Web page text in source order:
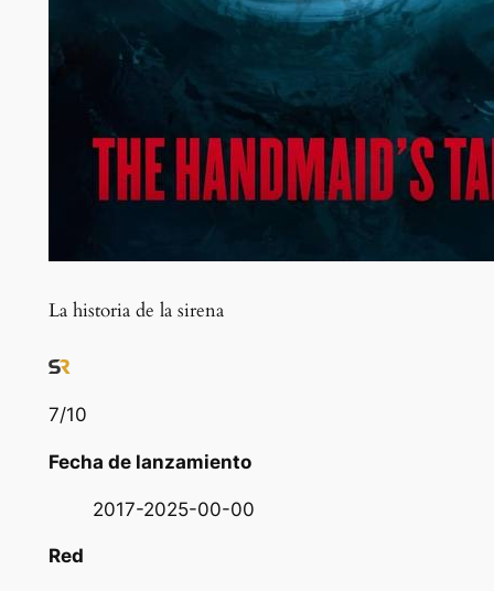
La historia de la sirena
7/10
Fecha de lanzamiento
2017-2025-00-00
Red